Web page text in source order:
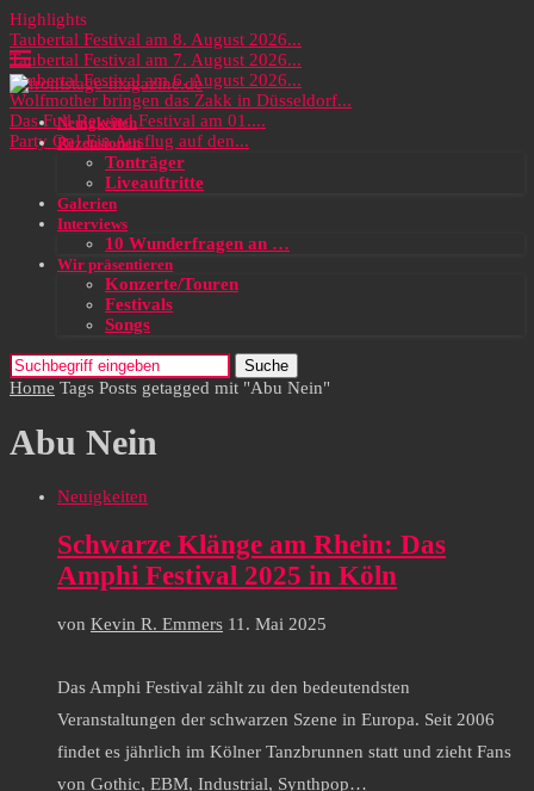
Highlights
Taubertal Festival am 8. August 2026...
Taubertal Festival am 7. August 2026...
Taubertal Festival am 6. August 2026...
Wolfmother bringen das Zakk in Düsseldorf...
Das Full Rewind Festival am 01....
Party On! Ein Ausflug auf den...
Neuigkeiten
Rezensionen
Tonträger
Liveauftritte
Galerien
Interviews
10 Wunderfragen an …
Wir präsentieren
Konzerte/Touren
Festivals
Songs
Suche
Home Tags Posts getagged mit "Abu Nein"
Abu Nein
Neuigkeiten
Schwarze Klänge am Rhein: Das
Amphi Festival 2025 in Köln
von Kevin R. Emmers 11. Mai 2025
Das Amphi Festival zählt zu den bedeutendsten
Veranstaltungen der schwarzen Szene in Europa. Seit 2006
findet es jährlich im Kölner Tanzbrunnen statt und zieht Fans
von Gothic, EBM, Industrial, Synthpop…